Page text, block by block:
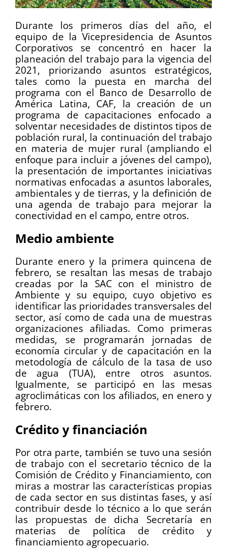
Durante los primeros días del año, el
equipo de la Vicepresidencia de Asuntos
Corporativos se concentró en hacer la
planeación del trabajo para la vigencia del
2021, priorizando asuntos estratégicos,
tales como la puesta en marcha del
programa con el Banco de Desarrollo de
América Latina, CAF, la creación de un
programa de capacitaciones enfocado a
solventar necesidades de distintos tipos de
población rural, la continuación del trabajo
en materia de mujer rural (ampliando el
enfoque para incluir a jóvenes del campo),
la presentación de importantes iniciativas
normativas enfocadas a asuntos laborales,
ambientales y de tierras, y la definición de
una agenda de trabajo para mejorar la
conectividad en el campo, entre otros.
Medio ambiente
Durante enero y la primera quincena de
febrero, se resaltan las mesas de trabajo
creadas por la SAC con el ministro de
Ambiente y su equipo, cuyo objetivo es
identificar las prioridades transversales del
sector, así como de cada una de muestras
organizaciones afiliadas. Como primeras
medidas, se programarán jornadas de
economía circular y de capacitación en la
metodología de cálculo de la tasa de uso
de agua (TUA), entre otros asuntos.
Igualmente, se participó en las mesas
agroclimáticas con los afiliados, en enero y
febrero.
Crédito y financiación
Por otra parte, también se tuvo una sesión
de trabajo con el secretario técnico de la
Comisión de Crédito y Financiamiento, con
miras a mostrar las características propias
de cada sector en sus distintas fases, y así
contribuir desde lo técnico a lo que serán
las propuestas de dicha Secretaría en
materias de política de crédito y
financiamiento agropecuario.